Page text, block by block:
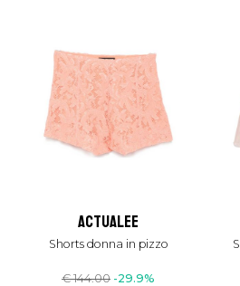
actualee
shorts donna in pizzo
€ 144.00 -29.9%